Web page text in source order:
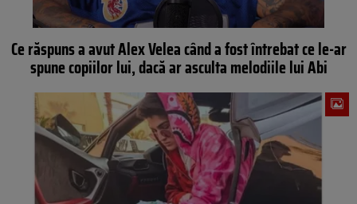
Ce răspuns a avut Alex Velea când a fost întrebat ce le-ar
spune copiilor lui, dacă ar asculta melodiile lui Abi